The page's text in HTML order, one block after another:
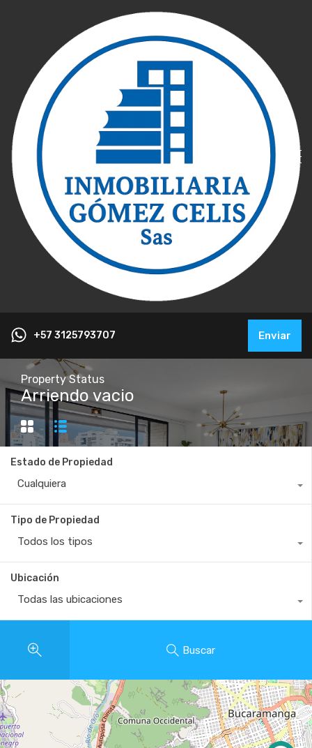
+57 3125793707 Enviar
Property Status
Arriendo vacio
Estado de Propiedad
Cualquiera
Tipo de Propiedad
Todos los tipos
Ubicación
Todas las ubicaciones
Buscar